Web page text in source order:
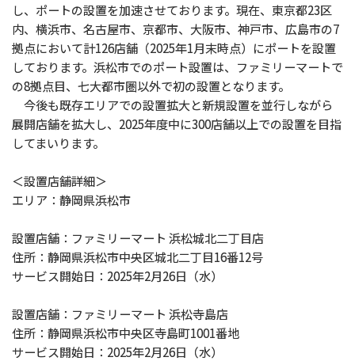
し、ポートの設置を加速させております。現在、東京都23区
内、横浜市、名古屋市、京都市、大阪市、神戸市、広島市の7
拠点において計126店舗（2025年1月末時点）にポートを設置
しております。浜松市でのポート設置は、ファミリーマートで
の8拠点目、七大都市圏以外で初の設置となります。
今後も既存エリアでの設置拡大と新規設置を並行しながら
展開店舗を拡大し、2025年度中に300店舗以上での設置を目指
してまいります。
＜設置店舗詳細＞
エリア：静岡県浜松市
設置店舗：ファミリーマート 浜松城北二丁目店
住所：静岡県浜松市中央区城北二丁目16番12号
サービス開始日：2025年2月26日（水）
設置店舗：ファミリーマート 浜松寺島店
住所：静岡県浜松市中央区寺島町1001番地
サービス開始日：2025年2月26日（水）